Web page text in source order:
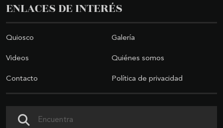
ENLACES DE INTERÉS
Quiosco Galería
Videos Quiénes somos
Contacto Política de privacidad